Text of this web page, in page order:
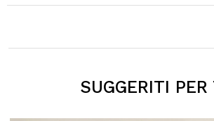
SUGGERITI PER